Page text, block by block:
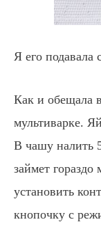
Я его
Как и обещала
мультиварке.
В чашу налить
займет
установить
кнопочку с